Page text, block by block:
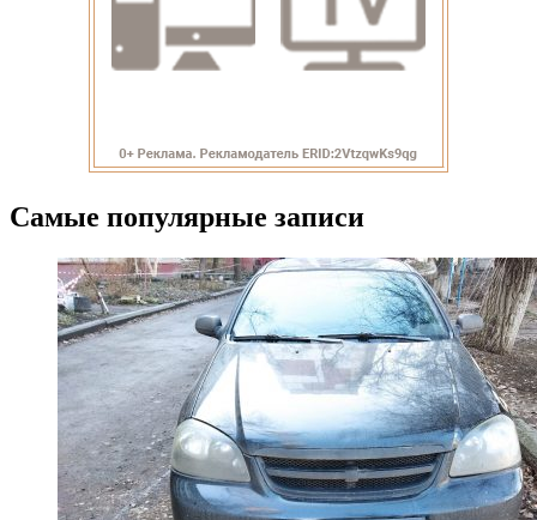
Самые популярные записи